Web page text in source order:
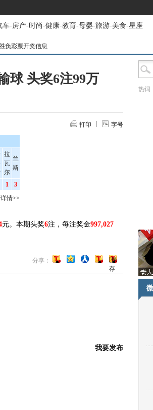
车-房产-时尚-健康-教育-母婴-旅游-美食-星座
负彩票开奖信息
球 头奖6注99万
打印 字号
拉
瓦
尔
兰
斯
1
3
情>>
元。本期头奖6注，每注奖金997,027
分享：
[保
存
我要发布
热词